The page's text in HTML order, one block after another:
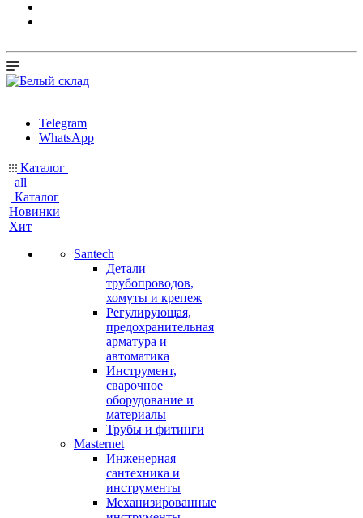
Telegram
WhatsApp
Каталог
all
Каталог
Новинки
Хит
Santech
Детали
трубопроводов,
хомуты и крепеж
Регулирующая,
предохранительная
арматура и
автоматика
Инструмент,
сварочное
оборудование и
материалы
Трубы и фитинги
Masternet
Инженерная
сантехника и
инструменты
Механизированные